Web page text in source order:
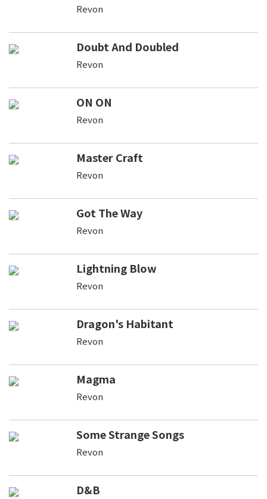
Revon
Doubt And Doubled
Revon
ON ON
Revon
Master Craft
Revon
Got The Way
Revon
Lightning Blow
Revon
Dragon's Habitant
Revon
Magma
Revon
Some Strange Songs
Revon
D&B